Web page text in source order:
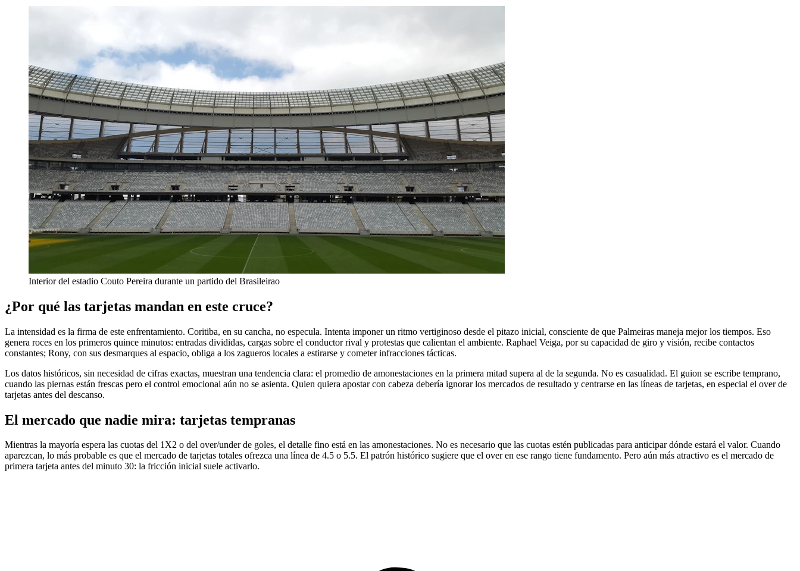
Interior del estadio Couto Pereira durante un partido del Brasileirao
¿Por qué las tarjetas mandan en este cruce?
La intensidad es la firma de este enfrentamiento. Coritiba, en su cancha, no especula. Intenta imponer un ritmo vertiginoso desde el pitazo inicial, consciente de que Palmeiras maneja mejor los tiempos. Eso
genera roces en los primeros quince minutos: entradas divididas, cargas sobre el conductor rival y protestas que calientan el ambiente. Raphael Veiga, por su capacidad de giro y visión, recibe contactos
constantes; Rony, con sus desmarques al espacio, obliga a los zagueros locales a estirarse y cometer infracciones tácticas.
Los datos históricos, sin necesidad de cifras exactas, muestran una tendencia clara: el promedio de amonestaciones en la primera mitad supera al de la segunda. No es casualidad. El guion se escribe temprano,
cuando las piernas están frescas pero el control emocional aún no se asienta. Quien quiera apostar con cabeza debería ignorar los mercados de resultado y centrarse en las líneas de tarjetas, en especial el over de
tarjetas antes del descanso.
El mercado que nadie mira: tarjetas tempranas
Mientras la mayoría espera las cuotas del 1X2 o del over/under de goles, el detalle fino está en las amonestaciones. No es necesario que las cuotas estén publicadas para anticipar dónde estará el valor. Cuando
aparezcan, lo más probable es que el mercado de tarjetas totales ofrezca una línea de 4.5 o 5.5. El patrón histórico sugiere que el over en ese rango tiene fundamento. Pero aún más atractivo es el mercado de
primera tarjeta antes del minuto 30: la fricción inicial suele activarlo.